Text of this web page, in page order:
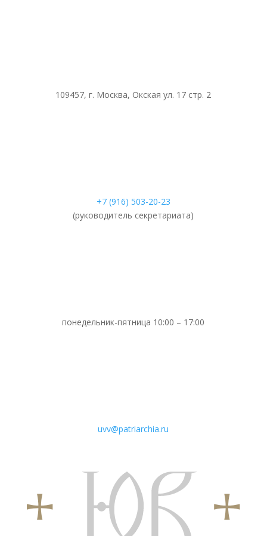
109457, г. Москва, Окская ул. 17 стр. 2
+7 (916) 503-20-23
(руководитель секретариата)
понедельник-пятница 10:00 – 17:00
uvv@patriarchia.ru